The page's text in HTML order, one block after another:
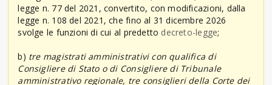
legge n. 77 del 2021, convertito, con modificazioni, dalla
legge n. 108 del 2021, che fino al 31 dicembre 2026
svolge le funzioni di cui al predetto decreto-legge;
b) tre magistrati amministrativi con qualifica di
Consigliere di Stato o di Consigliere di Tribunale
amministrativo regionale, tre consiglieri della Corte dei